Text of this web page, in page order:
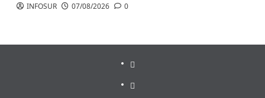
INFOSUR 07/08/2026 0